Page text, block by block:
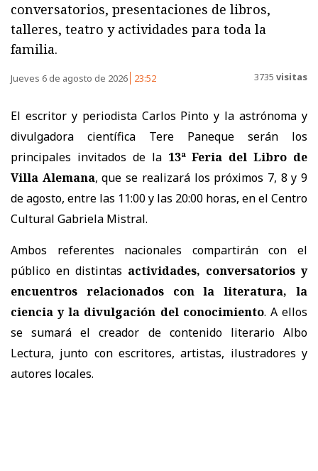
conversatorios, presentaciones de libros,
talleres, teatro y actividades para toda la
familia.
Jueves 6 de agosto de 2026 23:52 3735 visitas
El escritor y periodista Carlos Pinto y la astrónoma y
divulgadora científica Tere Paneque serán los
principales invitados de la 13ª Feria del Libro de
Villa Alemana, que se realizará los próximos 7, 8 y 9
de agosto, entre las 11:00 y las 20:00 horas, en el Centro
Cultural Gabriela Mistral.
Ambos referentes nacionales compartirán con el
público en distintas actividades, conversatorios y
encuentros relacionados con la literatura, la
ciencia y la divulgación del conocimiento. A ellos
se sumará el creador de contenido literario Albo
Lectura, junto con escritores, artistas, ilustradores y
autores locales.